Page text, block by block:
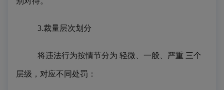
3.裁量层次划分
将违法行为按情节分为 轻微、一般、严重 三个
层级，对应不同处罚：